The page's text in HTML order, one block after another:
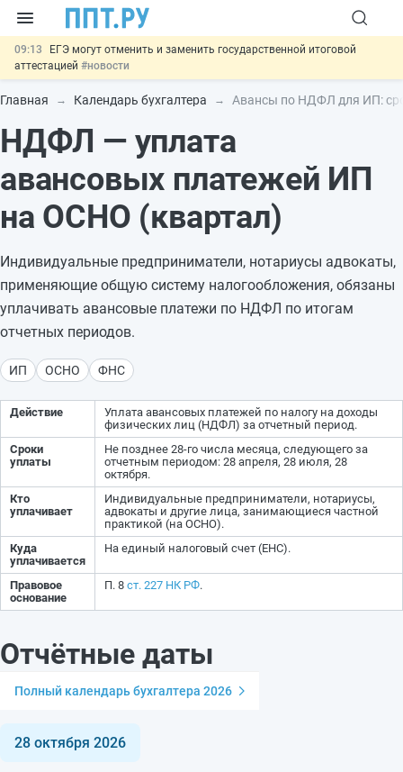
09:13
ЕГЭ могут отменить и заменить государственной итоговой
аттестацией #новости
00:01
7 августа: важные документы, вступающие в силу сегодня
#новости
электроники в госзакупках
06.08
Подписан указ об отмене спецрежима для вкладов физлиц из
06.08
Важно
Обеспечительный платёж СПОТ могут заменить
Главная Календарь бухгалтера Авансы по НДФЛ для ИП:
НДФЛ — уплата
авансовых платежей ИП
на ОСНО (квартал)
Индивидуальные предприниматели, нотариусы адвокаты,
применяющие общую систему налогообложения, обязаны
уплачивать авансовые платежи по НДФЛ по итогам
отчетных периодов.
ИП ОСНО ФНС
Действие
Уплата авансовых платежей по налогу на доходы
физических лиц (НДФЛ) за отчетный период.
Сроки
уплаты
Не позднее 28-го числа месяца, следующего за
отчетным периодом: 28 апреля, 28 июля, 28
октября.
Кто
уплачивает
Индивидуальные предприниматели, нотариусы,
адвокаты и другие лица, занимающиеся частной
практикой (на ОСНО).
Куда
уплачивается
На единый налоговый счет (ЕНС).
Правовое
основание
П. 8 ст. 227 НК РФ.
Отчётные даты
Полный календарь бухгалтера 2026
28 октября 2026